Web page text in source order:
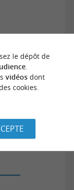
le dépôt de
.
vidéosdont
cookies.